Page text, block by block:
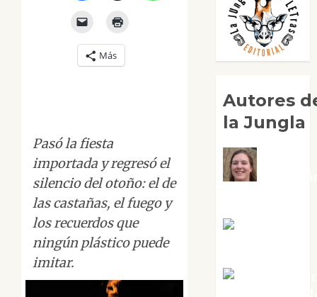
Más
Pasó la fiesta
importada y regresó el
silencio del otoño: el de
las castañas, el fuego y
los recuerdos que
ningún plástico puede
imitar.
Autores
la Jungla